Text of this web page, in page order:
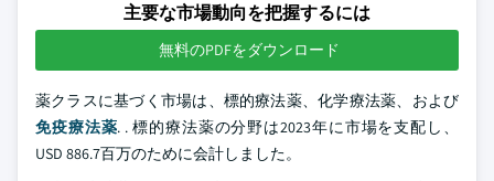
主要な市場動向を把握するには
無料のPDFをダウンロード
薬クラスに基づく市場は、標的療法薬、化学療法薬、および
免疫療法薬. . 標的療法薬の分野は2023年に市場を支配し、
USD 886.7百万のために会計しました。